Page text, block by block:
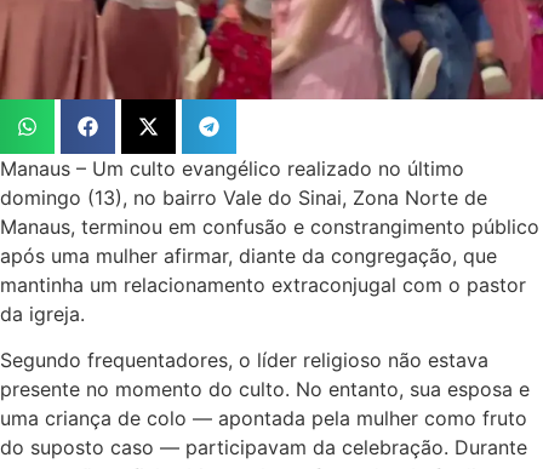
Manaus – Um culto evangélico realizado no último
domingo (13), no bairro Vale do Sinai, Zona Norte de
Manaus, terminou em confusão e constrangimento público
após uma mulher afirmar, diante da congregação, que
mantinha um relacionamento extraconjugal com o pastor
da igreja.
Segundo frequentadores, o líder religioso não estava
presente no momento do culto. No entanto, sua esposa e
uma criança de colo — apontada pela mulher como fruto
do suposto caso — participavam da celebração. Durante